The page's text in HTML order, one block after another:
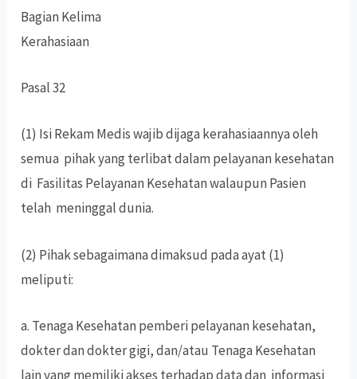
Bagian Kelima
Kerahasiaan
Pasal 32
(1) Isi Rekam Medis wajib dijaga kerahasiaannya oleh
semua pihak yang terlibat dalam pelayanan kesehatan
di Fasilitas Pelayanan Kesehatan walaupun Pasien
telah meninggal dunia.
(2) Pihak sebagaimana dimaksud pada ayat (1)
meliputi:
a. Tenaga Kesehatan pemberi pelayanan kesehatan,
dokter dan dokter gigi, dan/atau Tenaga Kesehatan
lain yang memiliki akses terhadap data dan informasi